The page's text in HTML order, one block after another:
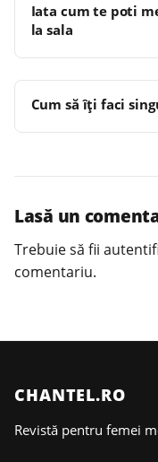
Iata cum te poti
la sala
Cum să îţi faci
Lasă un
Trebuie să fii
comentariu.
CHANTEL.RO
Revistă pentru femei